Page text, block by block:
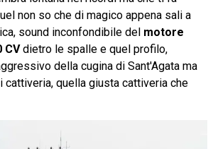
non so che di magico appena sali a
sound inconfondibile del motore
CVdietro le spalle e quel profilo,
della cugina di Sant'Agata ma
cattiveria, quella giusta cattiveria che